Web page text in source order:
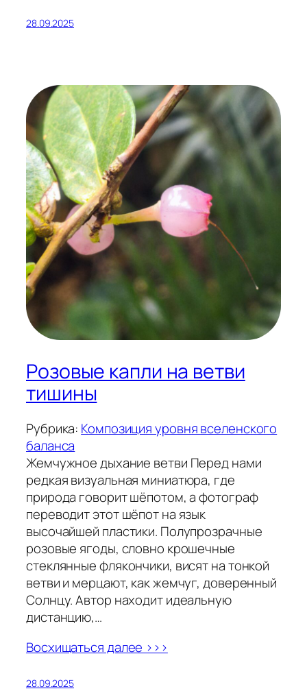
28.09.2025
Розовые капли на ветви
тишины
Рубрика: Композиция уровня вселенского
баланса
Жемчужное дыхание ветви Перед нами
редкая визуальная миниатюра, где
природа говорит шёпотом, а фотограф
переводит этот шёпот на язык
высочайшей пластики. Полупрозрачные
розовые ягоды, словно крошечные
стеклянные флякончики, висят на тонкой
ветви и мерцают, как жемчуг, доверенный
Солнцу. Автор находит идеальную
дистанцию,…
Восхищаться далее >>>
28.09.2025